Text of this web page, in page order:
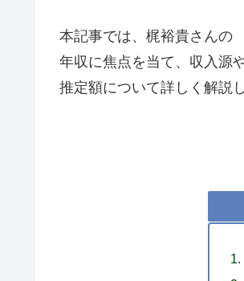
本記事では、梶裕貴さんの
年収に焦点を当て、収入源
推定額について詳しく解説